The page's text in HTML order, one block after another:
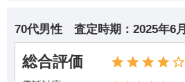
70代男性 査定時期： 2025年6月
総合評価